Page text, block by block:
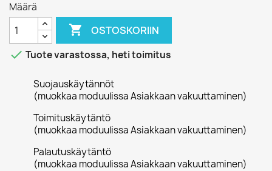
Määrä
 OSTOSKORIIN
 Tuote varastossa, heti toimitus
Suojauskäytännöt
(muokkaa moduulissa Asiakkaan vakuuttaminen)
Toimituskäytäntö
(muokkaa moduulissa Asiakkaan vakuuttaminen)
Palautuskäytäntö
(muokkaa moduulissa Asiakkaan vakuuttaminen)